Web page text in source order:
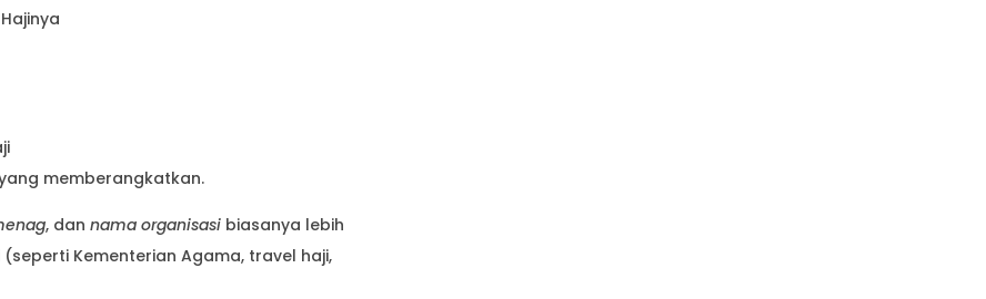
memberangkatkan.
, dan nama organisasi biasanya lebih
Kementerian Agama, travel haji,